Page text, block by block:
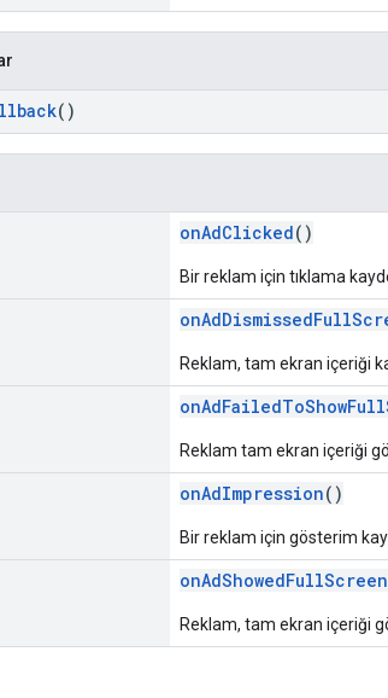
()
onAdClicked()
Bir reklam için tıklama
Reklam, tam ekran içeriği
Reklam tam ekran içeriği
onAdImpression()
Bir reklam için gösterim
Reklam, tam ekran içeriği